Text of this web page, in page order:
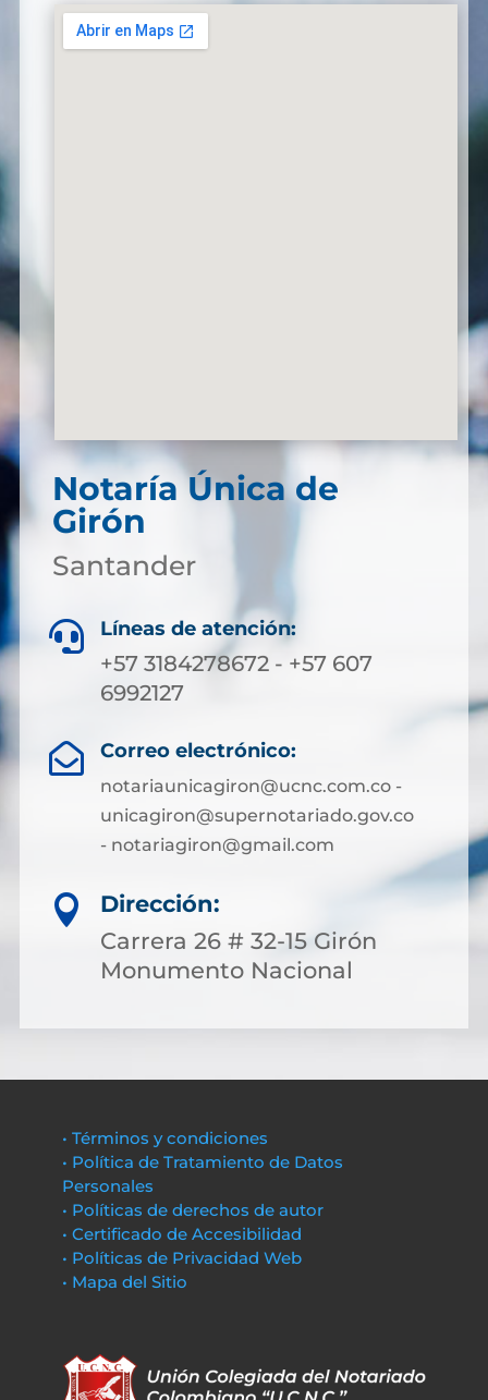
Notaría Única de
Girón
Santander
 Líneas de atención:
+57 3184278672 - +57 607
6992127
 Correo electrónico:
notariaunicagiron@ucnc.com.co -
unicagiron@supernotariado.gov.co
- notariagiron@gmail.com

Dirección:
Carrera 26 # 32-15 Girón
Monumento Nacional
• Términos y condiciones
• Política de Tratamiento de Datos
Personales
• Políticas de derechos de autor
• Certificado de Accesibilidad
• Políticas de Privacidad Web
• Mapa del Sitio